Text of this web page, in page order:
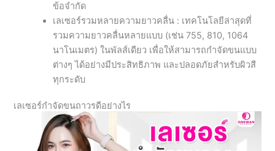
ข้อจำกัด
เลเซอร์รวมหลายความยาวคลื่น : เทคโนโลยีล่าสุดที่
รวมความยาวคลื่นหลายแบบ (เช่น 755, 810, 1064
นาโนเมตร) ในพัลส์เดียว เพื่อให้สามารถกำจัดขนแบบ
ต่างๆ ได้อย่างมีประสิทธิภาพ และปลอดภัยสำหรับผิวสี
ทุกระดับ
เลเซอร์กำจัดขนถาวรดีอย่างไร